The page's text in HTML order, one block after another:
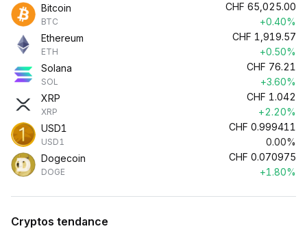
Bitcoin
BTC
CHF 65,025.00
+0.40%
Ethereum
ETH
CHF 1,919.57
+0.50%
Solana
SOL
CHF 76.21
+3.60%
XRP
XRP
CHF 1.042
+2.20%
USD1
USD1
CHF 0.999411
0.00%
Dogecoin
DOGE
CHF 0.070975
+1.80%
Cryptos tendance